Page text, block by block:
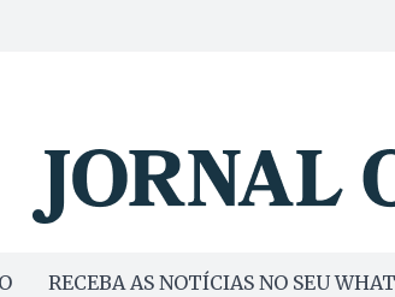
RECEBA AS NOTÍCIAS NO SEU